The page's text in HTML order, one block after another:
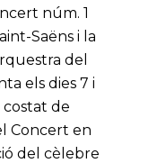
núm. 1
Saëns i la
del
els dies 7 i
costat de
Concert en
del cèlebre